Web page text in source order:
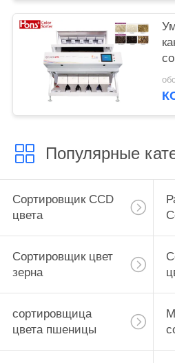
Популярные
Сортировщик CCD
цвета
Сортировщик цвет
зерна
сортировщица
цвета пшеницы